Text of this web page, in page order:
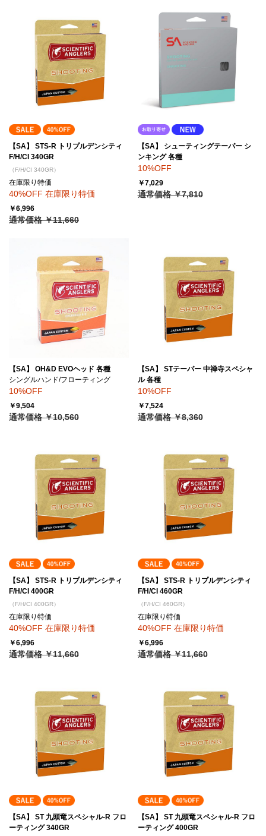
【SA】 STS-R トリプルデンシティ
F/H/CI 340GR
（F/H/CI 340GR）
在庫限り特価
40%OFF 在庫限り特価
￥6,996
通常価格 ￥11,660
【SA】 シューティングテーパー シ
ンキング 各種
10%OFF
￥7,029
通常価格 ￥7,810
【SA】 OH&D EVOヘッド 各種
シングルハンド/フローティング
10%OFF
￥9,504
通常価格 ￥10,560
【SA】 STテーパー 中禅寺スペシャ
ル 各種
10%OFF
￥7,524
通常価格 ￥8,360
【SA】 STS-R トリプルデンシティ
F/H/CI 400GR
（F/H/CI 400GR）
在庫限り特価
40%OFF 在庫限り特価
￥6,996
通常価格 ￥11,660
【SA】 STS-R トリプルデンシティ
F/H/CI 460GR
（F/H/CI 460GR）
在庫限り特価
40%OFF 在庫限り特価
￥6,996
通常価格 ￥11,660
【SA】 ST 九頭竜スペシャル-R フロ
ーティング 340GR
【SA】 ST 九頭竜スペシャル-R フロ
ーティング 400GR